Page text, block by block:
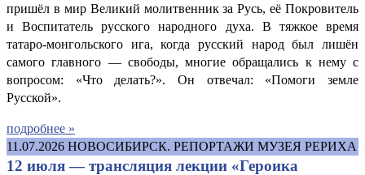
пришёл в мир Великий молитвенник за Русь, её Покровитель
и Воспитатель русского народного духа. В тяжкое время
татаро-монгольского ига, когда русский народ был лишён
самого главного — свободы, многие обращались к нему с
вопросом: «Что делать?». Он отвечал: «Помоги земле
Русской».
подробнее »
11.07.2026 НОВОСИБИРСК. РЕПОРТАЖИ МУЗЕЯ РЕРИХА
12 июля — трансляция лекции «Героика